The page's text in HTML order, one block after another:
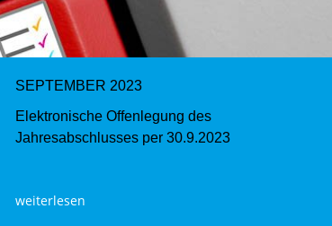
SEPTEMBER 2023
Elektronische Offenlegung des
Jahresabschlusses per 30.9.2023
weiterlesen